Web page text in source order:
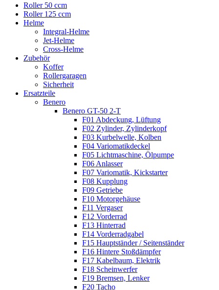
Roller 50 ccm
Roller 125 ccm
Helme
Integral-Helme
Jet-Helme
Cross-Helme
Zubehör
Koffer
Rollergaragen
Sicherheit
Ersatzteile
Benero
Benero GT-50 2-T
F01 Abdeckung, Lüftung
F02 Zylinder, Zylinderkopf
F03 Kurbelwelle, Kolben
F04 Variomatikdeckel
F05 Lichtmaschine, Ölpumpe
F06 Anlasser
F07 Variomatik, Kickstarter
F08 Kupplung
F09 Getriebe
F10 Motorgehäuse
F11 Vergaser
F12 Vorderrad
F13 Hinterrad
F14 Vorderradgabel
F15 Hauptständer / Seitenständer
F16 Hintere Stoßdämpfer
F17 Kabelbaum, Elektrik
F18 Scheinwerfer
F19 Bremsen, Lenker
F20 Tacho